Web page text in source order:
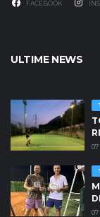
FACEBOOK
ULTIME NEWS
07
07